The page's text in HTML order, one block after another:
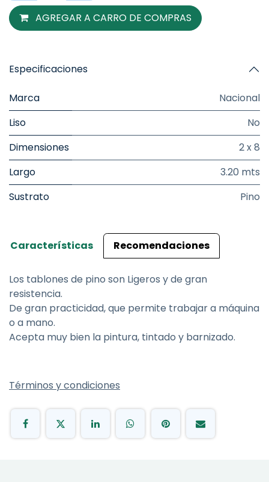
AGREGAR A CARRO DE COMPRAS
Especificaciones
Marca
Nacional
Liso
No
Dimensiones
2 x 8
Largo
3.20 mts
Sustrato
Pino
Características Recomendaciones
Los tablones de pino son Ligeros y de gran
resistencia.
De gran practicidad, que permite trabajar a máquina
o a mano.
Acepta muy bien la pintura, tintado y barnizado.
Términos y condiciones